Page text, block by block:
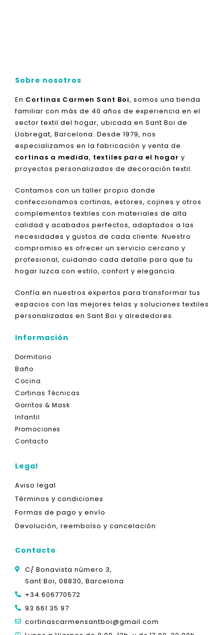
Sobre nosotros
En Cortinas Carmen Sant Boi, somos una tienda
familiar con más de 40 años de experiencia en el
sector textil del hogar, ubicada en Sant Boi de
Llobregat, Barcelona. Desde 1979, nos
especializamos en la fabricación y venta de
cortinas a medida, textiles para el hogar y
proyectos personalizados de decoración textil.
Contamos con un taller propio donde
confeccionamos cortinas, estores, cojines y otros
complementos textiles con materiales de alta
calidad y acabados perfectos, adaptados a las
necesidades y gustos de cada cliente. Nuestro
compromiso es ofrecer un servicio cercano y
profesional, cuidando cada detalle para que tu
hogar luzca con estilo, confort y elegancia.
Confía en nuestros expertos para transformar tus
espacios con las mejores telas y soluciones textiles
personalizadas en Sant Boi y alrededores.
Información
Dormitorio
Baño
Cocina
Cortinas Técnicas
Gorritos & Mask
Infantil
Promociones
Contacto
Legal
Aviso legal
Términos y condiciones
Formas de pago y envío
Devolución, reembolso y cancelación
Contacto
C/ Bonavista número 3,
Sant Boi, 08830, Barcelona
+34 606770572
93 661 35 97
cortinascarmensantboi@gmail.com